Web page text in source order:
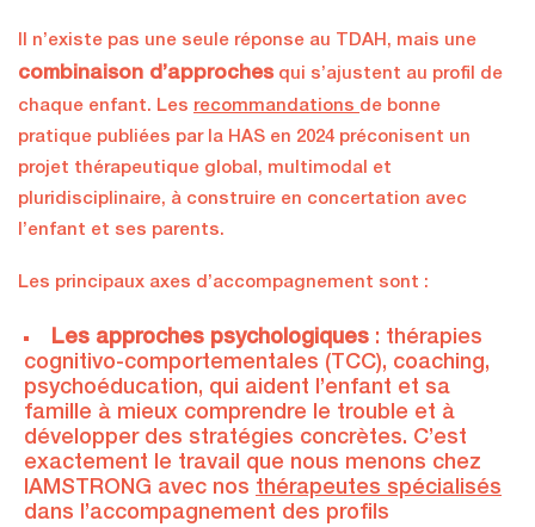
Il n’existe pas une seule réponse au TDAH, mais une
combinaison d’approches qui s’ajustent au profil de
chaque enfant. Les recommandations de bonne
pratique publiées par la HAS en 2024 préconisent un
projet thérapeutique global, multimodal et
pluridisciplinaire, à construire en concertation avec
l’enfant et ses parents.
Les principaux axes d’accompagnement sont :
Les approches psychologiques : thérapies
cognitivo-comportementales (TCC), coaching,
psychoéducation, qui aident l’enfant et sa
famille à mieux comprendre le trouble et à
développer des stratégies concrètes. C’est
exactement le travail que nous menons chez
IAMSTRONG avec nos thérapeutes spécialisés
dans l’accompagnement des profils